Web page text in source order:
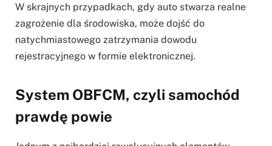
W skrajnych przypadkach, gdy auto stwarza realne
zagrożenie dla środowiska, może dojść do
natychmiastowego zatrzymania dowodu
rejestracyjnego w formie elektronicznej.
System OBFCM, czyli samochód
prawdę powie